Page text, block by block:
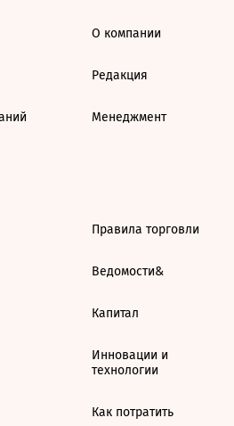
О компании
Редакция
Менеджмент
Правила торговли
Ведомости&
Капитал
Инновации и
технологии
Как потратить